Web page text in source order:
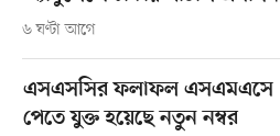
৬ ঘণ্টা আগে
এসএসসির ফলাফল এসএমএসে
পেতে যুক্ত হয়েছে নতুন নম্বর